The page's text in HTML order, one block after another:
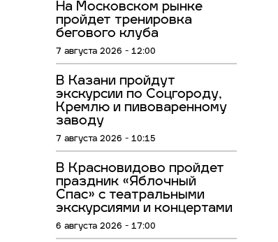
На Московском рынке
пройдет тренировка
бегового клуба
7 августа 2026 - 12:00
В Казани пройдут
экскурсии по Соцгороду,
Кремлю и пивоваренному
заводу
7 августа 2026 - 10:15
В Красновидово пройдет
праздник «Яблочный
Спас» с театральными
экскурсиями и концертами
6 августа 2026 - 17:00